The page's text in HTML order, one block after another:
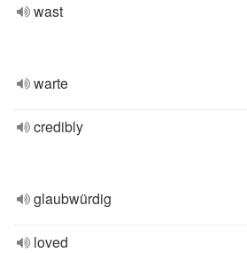
wast
warte
credibly
glaubwürdig
loved